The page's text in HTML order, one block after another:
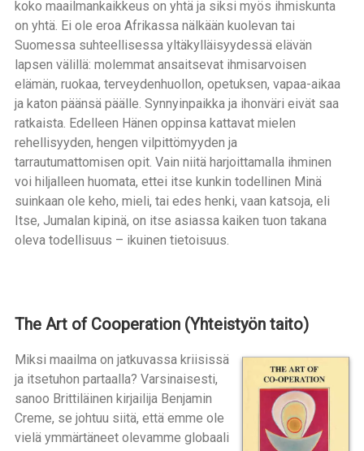
koko maailmankaikkeus on yhtä ja siksi myös ihmiskunta
on yhtä. Ei ole eroa Afrikassa nälkään kuolevan tai
Suomessa suhteellisessa yltäkylläisyydessä elävän
lapsen välillä: molemmat ansaitsevat ihmisarvoisen
elämän, ruokaa, terveydenhuollon, opetuksen, vapaa-aikaa
ja katon päänsä päälle. Synnyinpaikka ja ihonväri eivät saa
ratkaista. Edelleen Hänen oppinsa kattavat mielen
rehellisyyden, hengen vilpittömyyden ja
tarrautumattomisen opit. Vain niitä harjoittamalla ihminen
voi hiljalleen huomata, ettei itse kunkin todellinen Minä
suinkaan ole keho, mieli, tai edes henki, vaan katsoja, eli
Itse, Jumalan kipinä, on itse asiassa kaiken tuon takana
oleva todellisuus – ikuinen tietoisuus.
The Art of Cooperation (Yhteistyön taito)
Miksi maailma on jatkuvassa kriisissä
ja itsetuhon partaalla? Varsinaisesti,
sanoo Brittiläinen kirjailija Benjamin
Creme, se johtuu siitä, että emme ole
vielä ymmärtäneet olevamme globaali